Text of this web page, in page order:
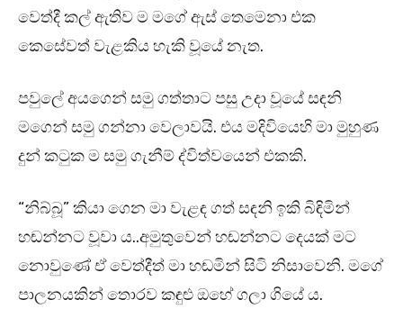
වෙත්දී කල් ඇතිව ම මගේ ඇස් තෙමෙනා එක
කෙසේවත් වැළකිය හැකි වූයේ නැත.
පවුලේ අයගෙන් සමු ගත්තාට පසු උදා වූයේ සඳනි
මගෙන් සමු ගන්නා වෙලාවයි. එය මදිවියෙහි මා මුහුණ
දුන් කටුක ම සමු ගැනීම් ද්විත්වයෙන් එකකි.
“නිබ්බූ” කියා ගෙන මා වැළඳ ගත් සඳනි ඉකි බිඳිමින්
හඬන්නට වූවා ය..අමුතුවෙන් හඬන්නට දෙයක් මට
නොවුණේ ඒ වෙත්දීත් මා හඬමින් සිටි නිසාවෙනි. මගේ
පාලනයකින් තොරව කඳුළු ඔහේ ගලා ගියේ ය.